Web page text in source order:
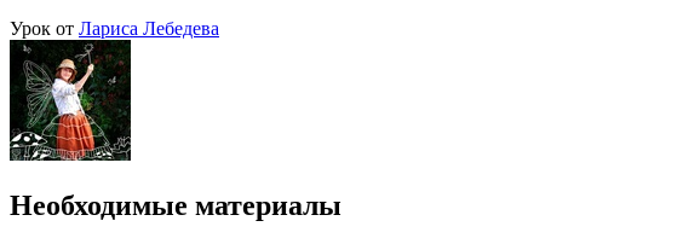
Урок от Лариса Лебедева
Необходимые материалы